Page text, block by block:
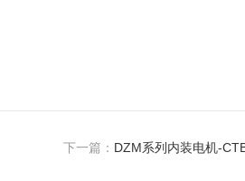
下一篇： DZM系列内装电机-